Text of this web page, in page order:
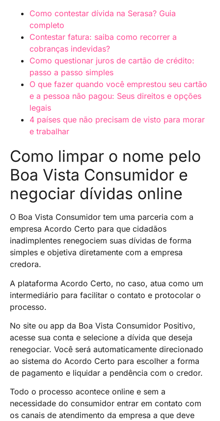
Como contestar dívida na Serasa? Guia
completo
Contestar fatura: saiba como recorrer a
cobranças indevidas?
Como questionar juros de cartão de crédito:
passo a passo simples
O que fazer quando você emprestou seu cartão
e a pessoa não pagou: Seus direitos e opções
legais
4 países que não precisam de visto para morar
e trabalhar
Como limpar o nome pelo
Boa Vista Consumidor e
negociar dívidas online
O Boa Vista Consumidor tem uma parceria com a
empresa Acordo Certo para que cidadãos
inadimplentes renegociem suas dívidas de forma
simples e objetiva diretamente com a empresa
credora.
A plataforma Acordo Certo, no caso, atua como um
intermediário para facilitar o contato e protocolar o
processo.
No site ou app da Boa Vista Consumidor Positivo,
acesse sua conta e selecione a dívida que deseja
renegociar. Você será automaticamente direcionado
ao sistema do Acordo Certo para escolher a forma
de pagamento e liquidar a pendência com o credor.
Todo o processo acontece online e sem a
necessidade do consumidor entrar em contato com
os canais de atendimento da empresa a que deve